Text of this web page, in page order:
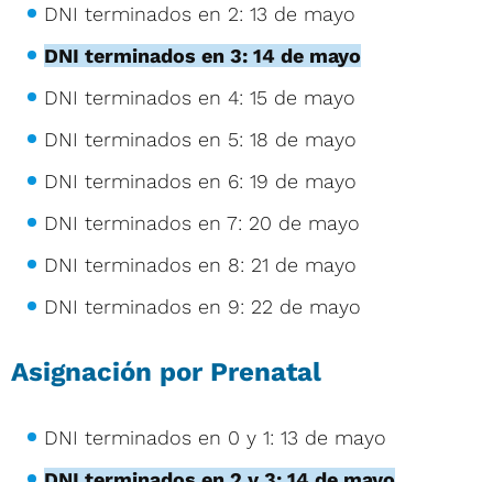
DNI terminados en 2: 13 de mayo
DNI terminados en 3: 14 de mayo
DNI terminados en 4: 15 de mayo
DNI terminados en 5: 18 de mayo
DNI terminados en 6: 19 de mayo
DNI terminados en 7: 20 de mayo
DNI terminados en 8: 21 de mayo
DNI terminados en 9: 22 de mayo
Asignación por Prenatal
DNI terminados en 0 y 1: 13 de mayo